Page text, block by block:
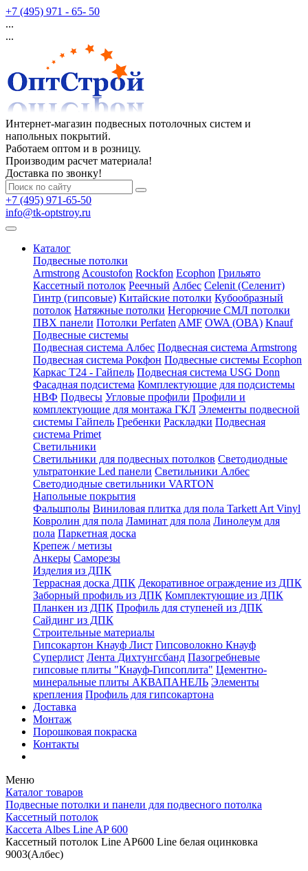
+7 (495) 971 - 65- 50
...
...
Интернет-магазин подвесных потолочных систем и
напольных покрытий.
Работаем оптом и в розницу.
Производим расчет материала!
Доставка по звонку!
+7 (495) 971-65-50
info@tk-optstroy.ru
Каталог
Подвесные потолки
Armstrong Acoustofon Rockfon Ecophon Грильято
Кассетный потолок Реечный Албес Celenit (Селенит)
Гинтр (гипсовые) Китайские потолки Кубообразный
потолок Натяжные потолки Негорючие СМЛ потолки
ПВХ панели Потолки Perfaten AMF OWA (ОВА) Knauf
Подвесные системы
Подвесная система Албес Подвесная система Armstrong
Подвесная система Рокфон Подвесные системы Ecophon
Каркас Т24 - Гайпель Подвесная система USG Donn
Фасадная подсистема Комплектующие для подсистемы
НВФ Подвесы Угловые профили Профили и
комплектующие для монтажа ГКЛ Элементы подвесной
системы Гайпель Гребенки Раскладки Подвесная
система Primet
Светильники
Светильники для подвесных потолков Светодиодные
ультратонкие Led панели Светильники Албес
Светодиодные светильники VARTON
Напольные покрытия
Фальшполы Виниловая плитка для пола Tarkett Art Vinyl
Ковролин для пола Ламинат для пола Линолеум для
пола Паркетная доска
Крепеж / метизы
Анкеры Саморезы
Изделия из ДПК
Террасная доска ДПК Декоративное ограждение из ДПК
Заборный профиль из ДПК Комплектующие из ДПК
Планкен из ДПК Профиль для ступеней из ДПК
Сайдинг из ДПК
Строительные материалы
Гипсокартон Кнауф Лист Гипсоволокно Кнауф
Суперлист Лента Дихтунгсбанд Пазогребневые
гипсовые плиты "Кнауф-Гипсоплита" Цементно-
минеральные плиты АКВАПАНЕЛЬ Элементы
крепления Профиль для гипсокартона
Доставка
Монтаж
Порошковая покраска
Контакты
Меню
Каталог товаров
Подвесные потолки и панели для подвесного потолка
Кассетный потолок
Кассета Albes Line AP 600
Кассетный потолок Line AP600 Line белая оцинковка
9003(Албес)